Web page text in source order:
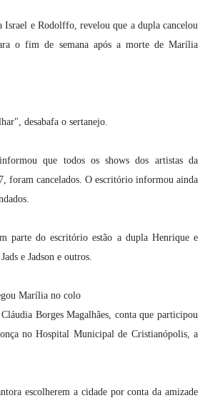
e Rodolffo, revelou que a dupla cancelou
o fim de semana após a morte de Marília
desabafa o sertanejo.
que todos os shows dos artistas da
foram cancelados. O escritório informou ainda
parte do escritório estão a dupla Henrique e
e Jadson e outros.
Marília no colo
Borges Magalhães, conta que participou
no Hospital Municipal de Cristianópolis, a
escolherem a cidade por conta da amizade